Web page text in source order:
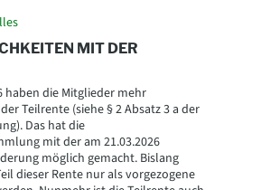
MIT DER
haben die Mitglieder mehr
Teilrente (siehe § 2 Absatz 3 a der
Das hat die
mit der am 21.03.2026
möglich gemacht. Bislang
dieser Rente nur als vorgezogene